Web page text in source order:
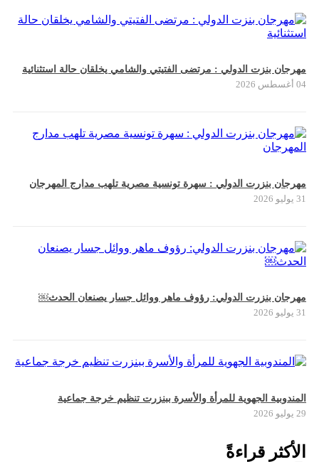
مهرجان بنزت الدولي : مرتضى الفتيتي والشامي يخلقان حالة استثنائية
04 أغسطس 2026
مهرجان بنزرت الدولي : سهرة تونسية مصرية تلهب مدارج المهرجان
31 يوليو 2026
مهرجان بنزرت الدولي: رؤوف ماهر ووائل جسار يصنعان الحدث￼
31 يوليو 2026
المندوبية الجهوية للمرأة والأسرة ببنزرت تنظيم خرجة جماعية
29 يوليو 2026
الأكثر قراءةً